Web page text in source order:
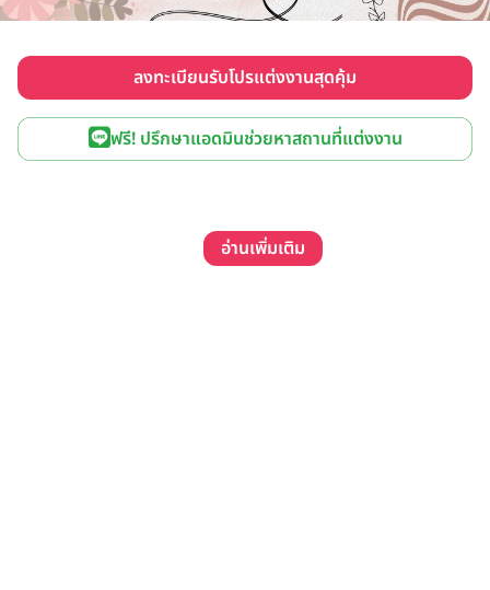
ลงทะเบียนรับโปรแต่งงานสุดคุ้ม
ฟรี! ปรึกษาแอดมินช่วยหาสถานที่แต่งงาน
อ่านเพิ่มเติม